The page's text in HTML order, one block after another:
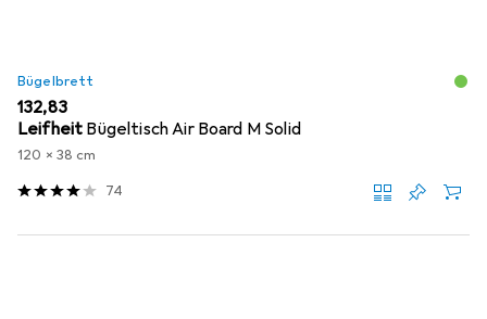
Bügelbrett
EUR
132,83
Leifheit Bügeltisch Air Board M Solid
120 x 38 cm
74